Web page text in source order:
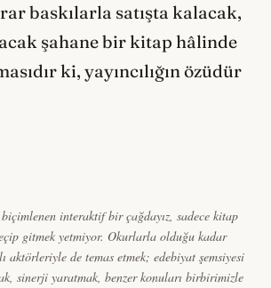
baskılarla satışta kalacak,
şahane bir kitap hâlinde
ki, yayıncılığın özüdür
interaktif bir çağdayız, sadece kitap
gitmek yetmiyor. Okurlarla olduğu kadar
aktörleriyle de temas etmek; edebiyat şemsiyesi
sinerji yaratmak, benzer konuları birbirimizle